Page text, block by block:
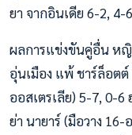
ยา จากอินเดีย 6-2, 4-
ผลการแข่งขันคู่อื่น ห
อุ่นเมือง แพ้ ชาร์ล็อตต์
ออสเตรเลีย) 5-7, 0-
ย่า นายาร์ (มือวาง